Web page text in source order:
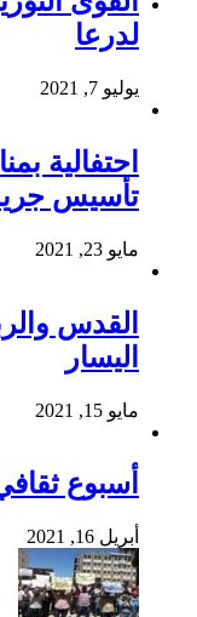
لدرعا
يوليو 7, 2021
تأسيس
مايو 23, 2021
القدس
اليسار
مايو 15, 2021
أسبوع
أبريل 16, 2021